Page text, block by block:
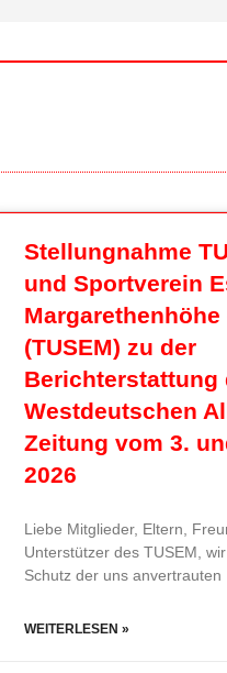
Stellungnahme
und Sportverein
Margarethenhöhe
(TUSEM) zu der
Berichterstattung
Westdeutschen
Zeitung vom 3.
2026
Liebe Mitglieder, Eltern,
Unterstützer des TUSEM,
Schutz der uns anvertrauten
WEITERLESEN »